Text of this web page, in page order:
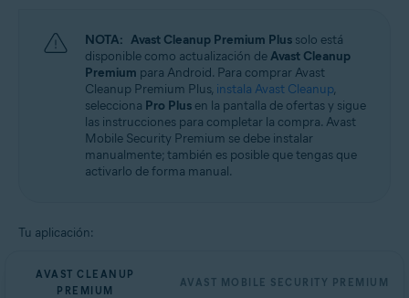
NOTA: Avast Cleanup Premium Plus solo está
disponible como actualización deAvast Cleanup
Premium para Android. Para comprar Avast
Cleanup Premium Plus, instala Avast Cleanup,
selecciona Pro Plus en la pantalla de ofertas y sigue
las instrucciones para completar la compra. Avast
Mobile Security Premium se debe instalar
manualmente; también es posible que tengas que
activarlo de forma manual.
Tu aplicación:
AVAST CLEANUP
PREMIUM
AVAST MOBILE SECURITY PREMIUM